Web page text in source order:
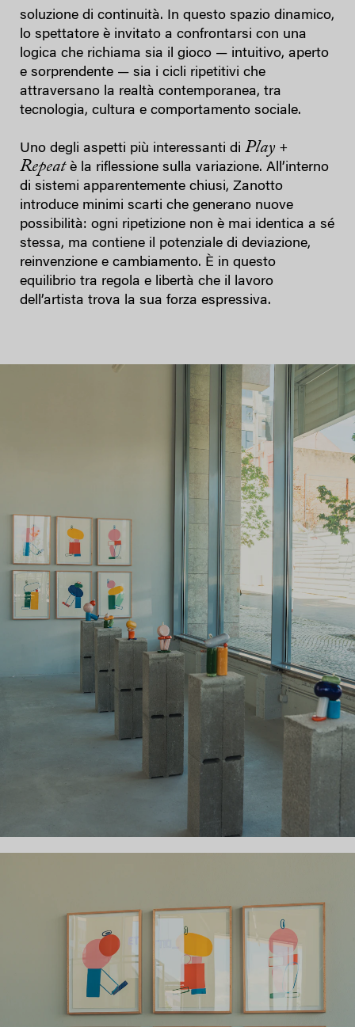
soluzione di continuità. In questo spazio dinamico,
lo spettatore è invitato a confrontarsi con una
logica che richiama sia il gioco — intuitivo, aperto
e sorprendente — sia i cicli ripetitivi che
attraversano la realtà contemporanea, tra
tecnologia, cultura e comportamento sociale.
Uno degli aspetti più interessanti di Play +
Repeatè la riflessione sulla variazione. All’interno
di sistemi apparentemente chiusi, Zanotto
introduce minimi scarti che generano nuove
possibilità: ogni ripetizione non è mai identica a sé
stessa, ma contiene il potenziale di deviazione,
reinvenzione e cambiamento. È in questo
equilibrio tra regola e libertà che il lavoro
dell’artista trova la sua forza espressiva.